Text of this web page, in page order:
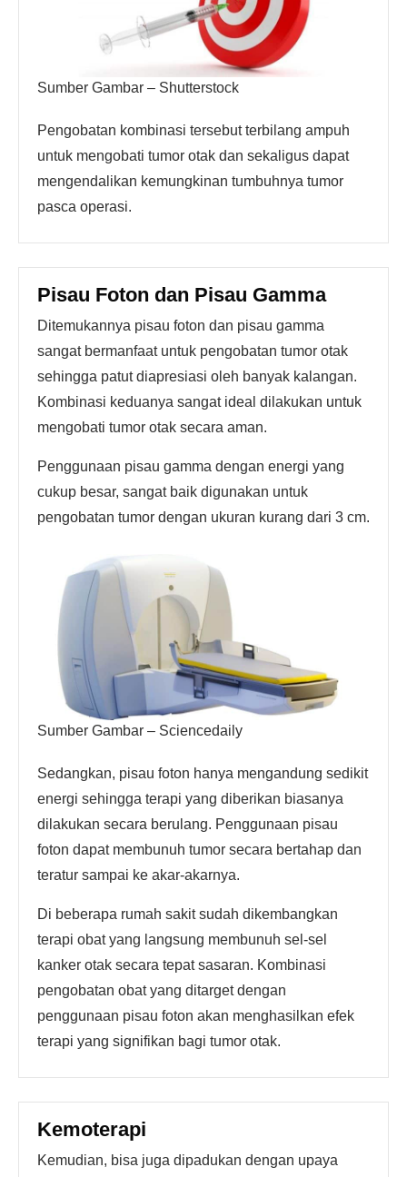
Sumber Gambar – Shutterstock
Pengobatan kombinasi tersebut terbilang ampuh
untuk mengobati tumor otak dan sekaligus dapat
mengendalikan kemungkinan tumbuhnya tumor
pasca operasi.
Pisau Foton dan Pisau Gamma
Ditemukannya pisau foton dan pisau gamma
sangat bermanfaat untuk pengobatan tumor otak
sehingga patut diapresiasi oleh banyak kalangan.
Kombinasi keduanya sangat ideal dilakukan untuk
mengobati tumor otak secara aman.
Penggunaan pisau gamma dengan energi yang
cukup besar, sangat baik digunakan untuk
pengobatan tumor dengan ukuran kurang dari 3 cm.
Sumber Gambar – Sciencedaily
Sedangkan, pisau foton hanya mengandung sedikit
energi sehingga terapi yang diberikan biasanya
dilakukan secara berulang. Penggunaan pisau
foton dapat membunuh tumor secara bertahap dan
teratur sampai ke akar-akarnya.
Di beberapa rumah sakit sudah dikembangkan
terapi obat yang langsung membunuh sel-sel
kanker otak secara tepat sasaran. Kombinasi
pengobatan obat yang ditarget dengan
penggunaan pisau foton akan menghasilkan efek
terapi yang signifikan bagi tumor otak.
Kemoterapi
Kemudian, bisa juga dipadukan dengan upaya